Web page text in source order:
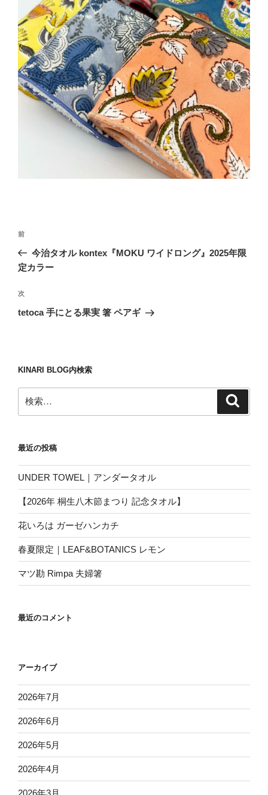
投
ナ
ゲ
ー
前
の
投
前
今治タオル kontex『MOKU ワイドロング』2025年限
定カラー
次
の
次
tetoca 手にとる果実 箸 ペアギ
KINARI BLOG内検索
索:
最近の投稿
UNDER TOWEL｜アンダータオル
【2026年 桐生八木節まつり 記念タオル】
花いろは ガーゼハンカチ
春夏限定｜LEAF&BOTANICS レモン
マツ勘 Rimpa 夫婦箸
最近のコメント
アーカイブ
2026年7月
2026年6月
2026年5月
2026年4月
2026年3月